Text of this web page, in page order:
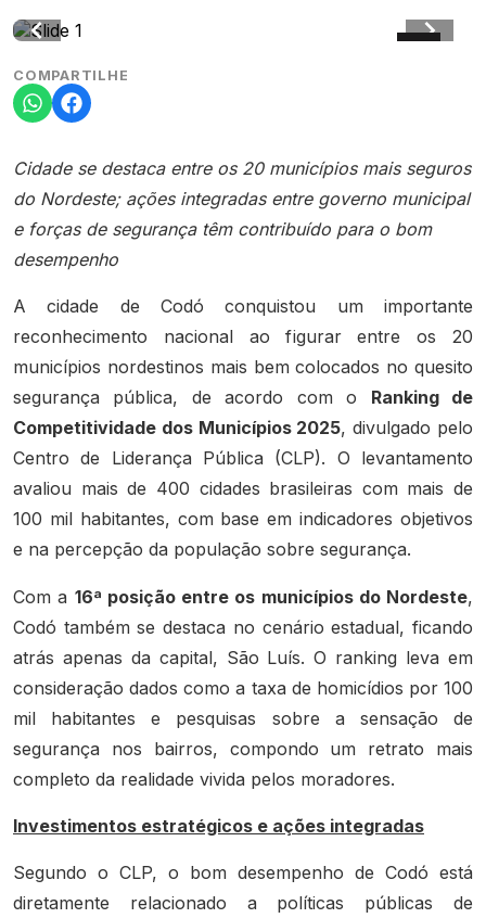
COMPARTILHE
Cidade se destaca entre os 20 municípios mais seguros
do Nordeste; ações integradas entre governo municipal
e forças de segurança têm contribuído para o bom
desempenho
A cidade de Codó conquistou um importante
reconhecimento nacional ao figurar entre os 20
municípios nordestinos mais bem colocados no quesito
segurança pública, de acordo com o Ranking de
Competitividade dos Municípios 2025, divulgado pelo
Centro de Liderança Pública (CLP). O levantamento
avaliou mais de 400 cidades brasileiras com mais de
100 mil habitantes, com base em indicadores objetivos
e na percepção da população sobre segurança.
Com a 16ª posição entre os municípios do Nordeste,
Codó também se destaca no cenário estadual, ficando
atrás apenas da capital, São Luís. O ranking leva em
consideração dados como a taxa de homicídios por 100
mil habitantes e pesquisas sobre a sensação de
segurança nos bairros, compondo um retrato mais
completo da realidade vivida pelos moradores.
Investimentos estratégicos e ações integradas
Segundo o CLP, o bom desempenho de Codó está
diretamente relacionado a políticas públicas de